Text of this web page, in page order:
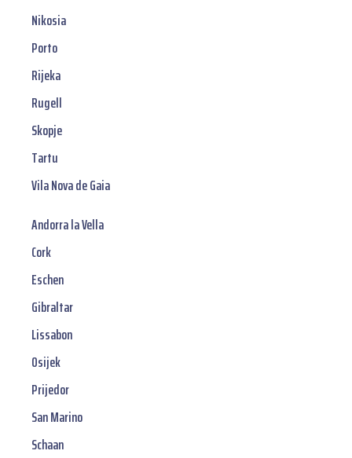
Nikosia
Porto
Rijeka
Rugell
Skopje
Tartu
Vila Nova de Gaia
Andorra la Vella
Cork
Eschen
Gibraltar
Lissabon
Osijek
Prijedor
San Marino
Schaan